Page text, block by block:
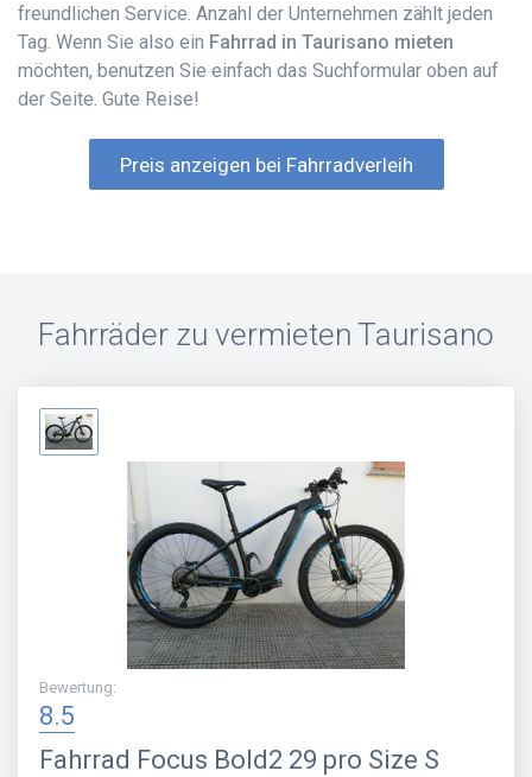
freundlichen Service. Anzahl der Unternehmen zählt jeden
Tag. Wenn Sie also ein Fahrrad in Taurisano mieten
möchten, benutzen Sie einfach das Suchformular oben auf
der Seite. Gute Reise!
Preis anzeigen bei Fahrradverleih
Fahrräder zu vermieten Taurisano
Bewertung:
8.5
Fahrrad Focus Bold2 29 pro Size S